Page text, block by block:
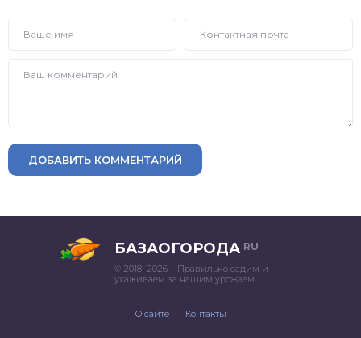
ДОБАВИТЬ КОММЕНТАРИЙ
БАЗАОГОРОДА RU
© 2018–2026 – Правильно садим и
ухаживаем за нашим урожаем.
О сайте Контакты